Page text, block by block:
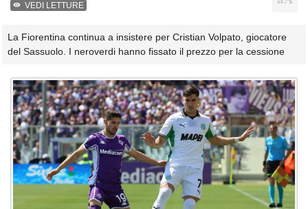
VEDI LETTURE
La Fiorentina continua a insistere per Cristian Volpato, giocatore
del Sassuolo. I neroverdi hanno fissato il prezzo per la cessione